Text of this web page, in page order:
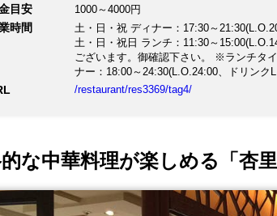
目安 1000～4000円
時間
土・日・祝 ディナー：17:30～
土・日・祝日 ランチ：11:30～
ございます。御確認下さい。 ※ランチタイム終了次第カフェタイムとなります。御確認下さい。) 火～金 ディ
ナー：18:00～24:30(L.O.24:00、ドリン
17:30より御予約を承っております。予約の無い
/restaurant/res3369/tag4/
な中華料理が楽しめる「杏